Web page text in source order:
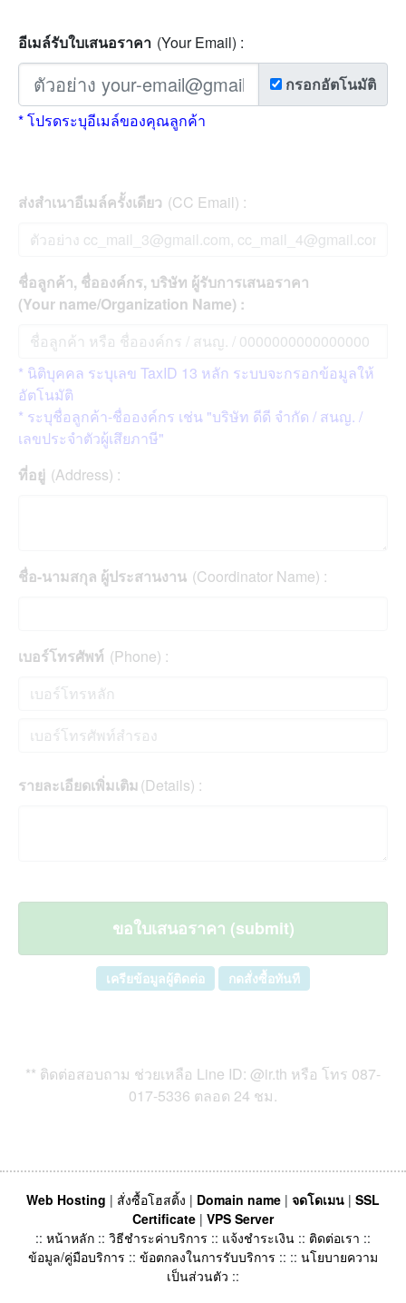
อีเมล์รับใบเสนอราคา (Your Email) :
กรอกอัตโนมัติ
* โปรดระบุอีเมล์ของคุณลูกค้า
ส่งสำเนาอีเมล์ครั้งเดียว (CC Email) :
ชื่อลูกค้า, ชื่อองค์กร, บริษัท ผู้รับการเสนอราคา
(Your name/Organization Name) :
* นิติบุคคล ระบุเลข TaxID 13 หลัก ระบบจะกรอกข้อมูลให้
อัตโนมัติ
* ระบุชื่อลูกค้า-ชื่อองค์กร เช่น "บริษัท ดีดี จำกัด / สนญ. /
เลขประจำตัวผู้เสึยภาษี"
ที่อยู่ (Address) :
ชื่อ-นามสกุล ผู้ประสานงาน (Coordinator Name) :
เบอร์โทรศัพท์ (Phone) :
รายละเอียดเพิ่มเติม(Details) :
เครียข้อมูลผู้ติดต่อ กดสั่งซื้อทันที
** ติดต่อสอบถาม ช่วยเหลือ Line ID: @ir.th หรือ โทร 087-
017-5336 ตลอด 24 ชม.
Web Hosting | สั่งซื้อโฮสติ้ง | Domain name | จดโดเมน | SSL
Certificate | VPS Server
:: หน้าหลัก :: วิธีชำระค่าบริการ :: แจ้งชำระเงิน :: ติดต่อเรา ::
ข้อมูล/คู่มือบริการ :: ข้อตกลงในการรับบริการ :: :: นโยบายความ
เป็นส่วนตัว ::